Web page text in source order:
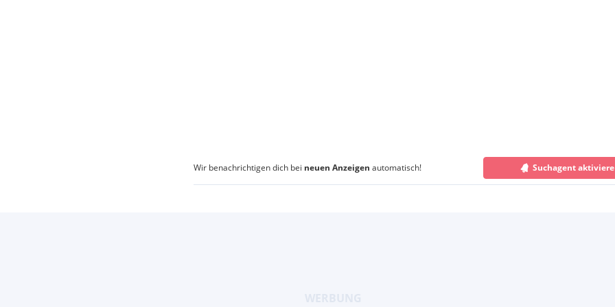
Wir benachrichtigen dich bei neuen Anzeigen automatisch! Suchagent